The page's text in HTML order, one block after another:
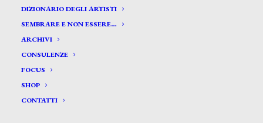
DIZIONARIO DEGLI ARTISTI
SEMBRARE E NON ESSERE…
ARCHIVI
CONSULENZE
FOCUS
SHOP
CONTATTI
Buzzi Federico*
BUZZI FEDERICO